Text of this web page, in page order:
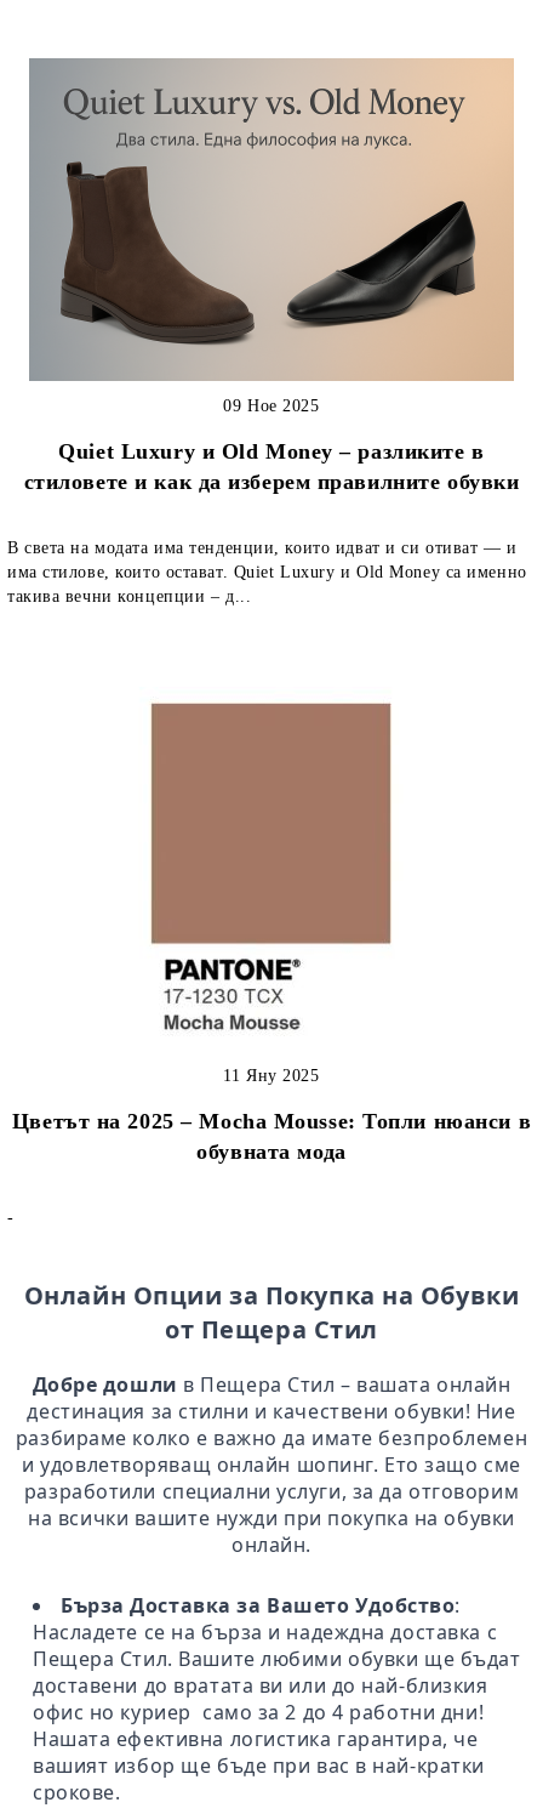
Quiet Luxury и Old Money – разликите в
стиловете и как да изберем правилните обувки
09 Ное 2025
В света на модата има тенденции, които идват и си отиват — и
има стилове, които остават. Quiet Luxury и Old Money са именно
такива вечни концепции – д...
Цветът на 2025 – Mocha Mousse: Топли нюанси в
обувната мода
11 Яну 2025
-
Онлайн Опции за Покупка на Обувки
от Пещера Стил
Добре дошли в Пещера Стил – вашата онлайн
дестинация за стилни и качествени обувки! Ние
разбираме колко е важно да имате безпроблемен
и удовлетворяващ онлайн шопинг. Ето защо сме
разработили специални услуги, за да отговорим
на всички вашите нужди при покупка на обувки
онлайн.
Бърза Доставка за Вашето Удобство:
Насладете се на бърза и надеждна доставка с
Пещера Стил. Вашите любими обувки ще бъдат
доставени до вратата ви или до най-близкия
офис но куриер само за 2 до 4 работни дни!
Нашата ефективна логистика гарантира, че
вашият избор ще бъде при вас в най-кратки
срокове.